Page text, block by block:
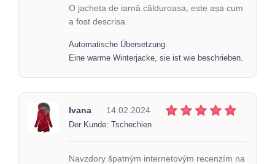
O jacheta de iarnă călduroasa, este așa cum
a fost descrisa.
Automatische Übersetzung:
Eine warme Winterjacke, sie ist wie beschrieben.
Ivana 14.02.2024
Der Kunde: Tschechien
Navzdory špatným internetovým recenzím na